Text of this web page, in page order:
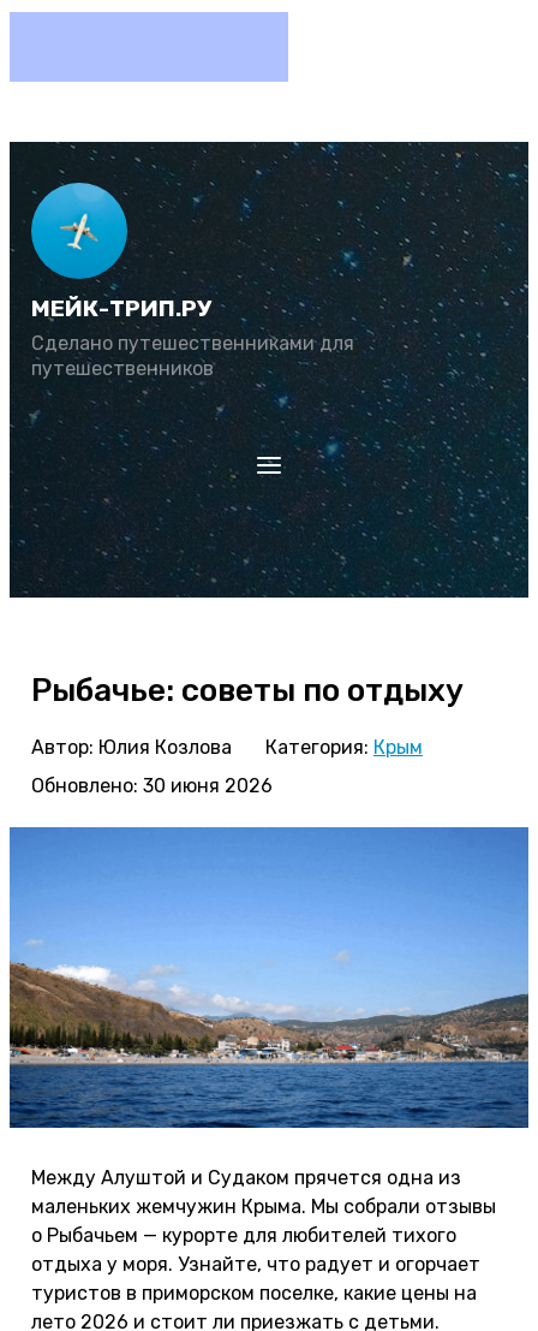
МЕЙК-ТРИП.РУ
Сделано путешественниками для
путешественников
Рыбачье: советы по отдыху
Автор: Юлия Козлова Категория: Крым
Обновлено: 30 июня 2026
Между Алуштой и Судаком прячется одна из
маленьких жемчужин Крыма. Мы собрали отзывы
о Рыбачьем — курорте для любителей тихого
отдыха у моря. Узнайте, что радует и огорчает
туристов в приморском поселке, какие цены на
лето 2026 и стоит ли приезжать с детьми.